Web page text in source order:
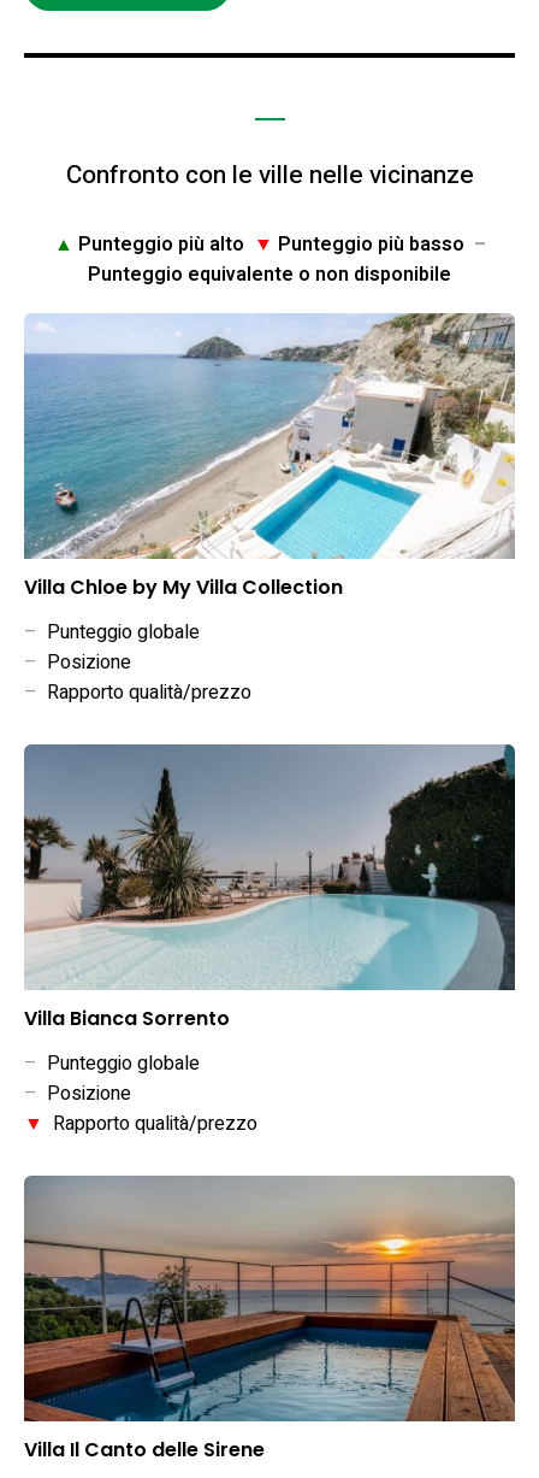
Confronto con le ville nelle vicinanze
▲ Punteggio più alto ▼ Punteggio più basso –
Punteggio equivalente o non disponibile
Villa Chloe by My Villa Collection
– Punteggio globale
– Posizione
– Rapporto qualità/prezzo
Villa Bianca Sorrento
– Punteggio globale
– Posizione
▼ Rapporto qualità/prezzo
Villa Il Canto delle Sirene